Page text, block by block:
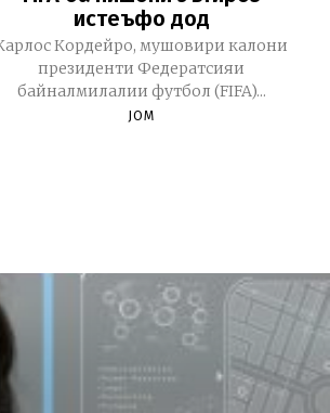
истеъфо дод
Кордейро, мушовири калони
президенти Федератсияи
байналмилалии футбол (FIFA)...
JOM